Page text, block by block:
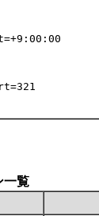
一覧